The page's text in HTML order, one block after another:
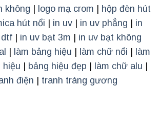
không | logo mạ crom | hộp đèn hút
hút nổi | in uv | in uv phẳng | in
dtf | in uv bạt 3m | in uv bạt không
| làm bảng hiệu | làm chữ nổi | làm
hiệu | bảng hiệu đẹp | làm chữ alu |
điện | tranh tráng gương